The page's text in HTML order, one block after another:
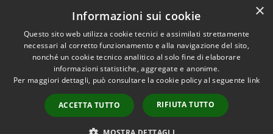
Dichiarazione di accessibilità
Accessibilità
Copyright © 2026 • Comune di
Cassano d'Adda • Powered by
Municipium•
Accesso
redazione
×
Informazioni sui cookie
Questo sito web utilizza cookie tecnici e assimilati strettamente
necessari al corretto funzionamento e alla navigazione del sito,
nonché un cookie tecnico analitico al solo fine di elaborare
informazioni statistiche, aggregate e anonime.
Per maggiori dettagli, può consultare la cookie policy al seguente link
ACCETTA TUTTO RIFIUTA TUTTO